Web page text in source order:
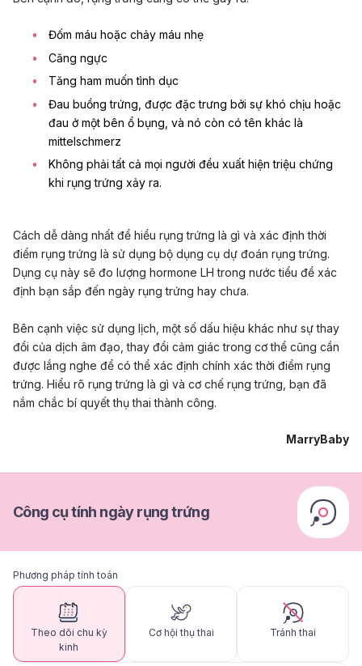
Đốm máu hoặc chảy máu nhẹ
Căng ngực
Tăng ham muốn tình dục
Đau buồng trứng, được đặc trưng bởi sự khó chịu hoặc
đau ở một bên ổ bụng, và nó còn có tên khác là
mittelschmerz
Không phải tất cả mọi người đều xuất hiện triệu chứng
khi rụng trứng xảy ra.
Cách dễ dàng nhất để hiểu rụng trứng là gì và xác định thời
điểm rụng trứng là sử dụng bộ dụng cụ dự đoán rụng trứng.
Dụng cụ này sẽ đo lượng hormone LH trong nước tiểu để xác
định bạn sắp đến ngày rụng trứng hay chưa.
Bên cạnh việc sử dụng lịch, một số dấu hiệu khác như sự thay
đổi của dịch âm đạo, thay đổi cảm giác trong cơ thể cũng cần
được lắng nghe để có thể xác định chính xác thời điểm rụng
trứng. Hiểu rõ rụng trứng là gì và cơ chế rụng trứng, bạn đã
nắm chắc bí quyết thụ thai thành công.
MarryBaby
Công cụ tính ngày rụng trứng
Phương pháp tính toán
Theo dõi chu kỳ
kinh
Cơ hội thụ thai Tránh thai